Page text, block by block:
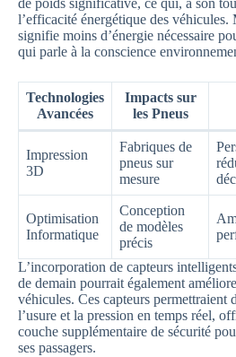
de poids significative, ce qui, à son
l’efficacité énergétique des véhicules.
signifie moins d’énergie nécessaire
qui parle à la conscience
Technologies
Avancées
Impacts sur
les Pneus
Impression
3D
Fabriques de
pneus sur
mesure
Optimisation
Informatique
Conception
de modèles
précis
L’incorporation de capteurs
de demain pourrait également
véhicules. Ces capteurs permettraient
l’usure et la pression en temps réel,
couche supplémentaire de sécurité
ses passagers.